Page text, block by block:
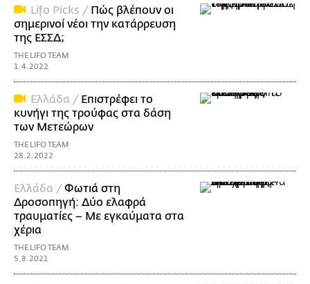
Lifo Picks / Πώς βλέπουν οι
σημερινοί νέοι την κατάρρευση
της ΕΣΣΔ;
THE LIFO TEAM
1.4.2022
Ελλάδα / Επιστρέφει το
κυνήγι της τρούφας στα δάση
των Μετεώρων
THE LIFO TEAM
28.2.2022
Ελλάδα /Φωτιά στη
Δροσοπηγή: Δύο ελαφρά
τραυματίες – Με εγκαύματα στα
χέρια
THE LIFO TEAM
5.8.2021